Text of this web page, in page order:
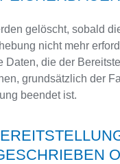
gelöscht, sobald
nicht mehr
Daten, die der
grundsätzlich der
beendet ist.